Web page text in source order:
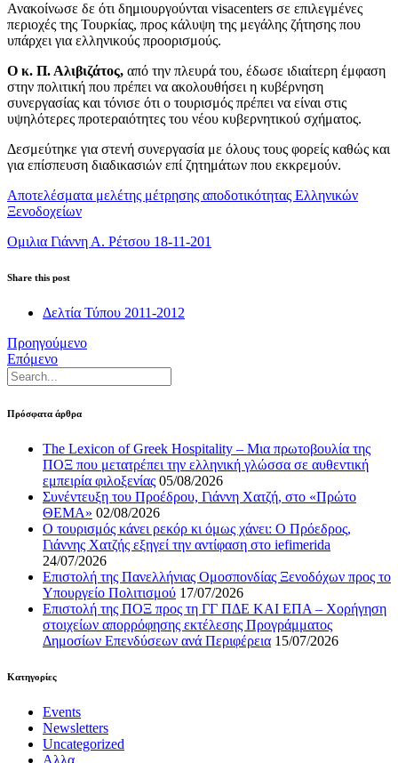
Ανακοίνωσε δε ότι δημιουργούνται visacenters σε επιλεγμένες
περιοχές της Τουρκίας, προς κάλυψη της μεγάλης ζήτησης που
υπάρχει για ελληνικούς προορισμούς.
Ο κ. Π. Αλιβιζάτος, από την πλευρά του, έδωσε ιδιαίτερη έμφαση
στην πολιτική που πρέπει να ακολουθήσει η κυβέρνηση
συνεργασίας και τόνισε ότι ο τουρισμός πρέπει να είναι στις
υψηλότερες προτεραιότητες του νέου κυβερνητικού σχήματος.
Δεσμεύτηκε για στενή συνεργασία με όλους τους φορείς καθώς και
για επίσπευση διαδικασιών επί ζητημάτων που εκκρεμούν.
Αποτελέσματα μελέτης μέτρησης αποδοτικότητας Ελληνικών
Ξενοδοχείων
Ομιλια Γιάννη Α. Ρέτσου 18-11-201
Share this post
Δελτία Τύπου 2011-2012
Προηγούμενο
Επόμενο
Πρόσφατα άρθρα
The Lexicon of Greek Hospitality – Μια πρωτοβουλία της
ΠΟΞ που μετατρέπει την ελληνική γλώσσα σε αυθεντική
εμπειρία φιλοξενίας 05/08/2026
Συνέντευξη του Προέδρου, Γιάννη Χατζή, στο «Πρώτο
ΘΕΜΑ» 02/08/2026
Ο τουρισμός κάνει ρεκόρ κι όμως χάνει: Ο Πρόεδρος,
Γιάννης Χατζής εξηγεί την αντίφαση στο iefimerida
24/07/2026
Επιστολή της Πανελλήνιας Ομοσπονδίας Ξενοδόχων προς το
Υπουργείο Πολιτισμού 17/07/2026
Επιστολή της ΠΟΞ προς τη ΓΓ ΠΔΕ ΚΑΙ ΕΠΑ – Χορήγηση
στοιχείων απορρόφησης εκτέλεσης Προγράμματος
Δημοσίων Επενδύσεων ανά Περιφέρεια 15/07/2026
Kατηγορίες
Events
Newsletters
Uncategorized